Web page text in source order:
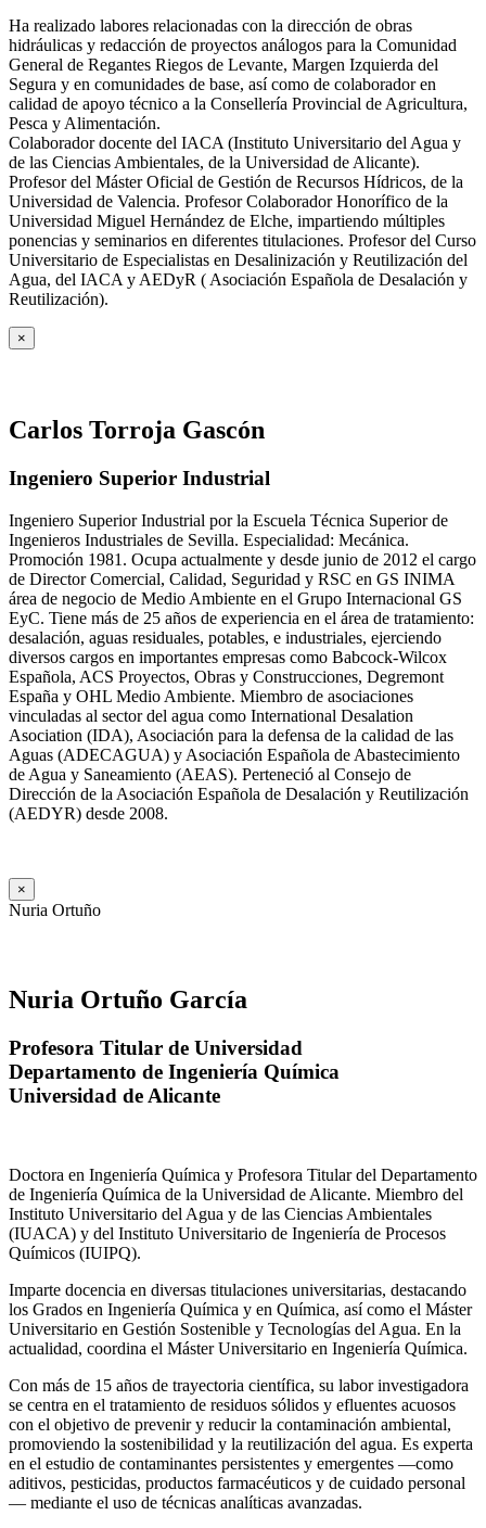
Ha realizado labores relacionadas con la dirección de obras
hidráulicas y redacción de proyectos análogos para la Comunidad
General de Regantes Riegos de Levante, Margen Izquierda del
Segura y en comunidades de base, así como de colaborador en
calidad de apoyo técnico a la Consellería Provincial de Agricultura,
Pesca y Alimentación.
Colaborador docente del IACA (Instituto Universitario del Agua y
de las Ciencias Ambientales, de la Universidad de Alicante).
Profesor del Máster Oficial de Gestión de Recursos Hídricos, de la
Universidad de Valencia. Profesor Colaborador Honorífico de la
Universidad Miguel Hernández de Elche, impartiendo múltiples
ponencias y seminarios en diferentes titulaciones. Profesor del Curso
Universitario de Especialistas en Desalinización y Reutilización del
Agua, del IACA y AEDyR ( Asociación Española de Desalación y
Reutilización).
×
Carlos Torroja Gascón
Ingeniero Superior Industrial
Ingeniero Superior Industrial por la Escuela Técnica Superior de
Ingenieros Industriales de Sevilla. Especialidad: Mecánica.
Promoción 1981. Ocupa actualmente y desde junio de 2012 el cargo
de Director Comercial, Calidad, Seguridad y RSC en GS INIMA
área de negocio de Medio Ambiente en el Grupo Internacional GS
EyC. Tiene más de 25 años de experiencia en el área de tratamiento:
desalación, aguas residuales, potables, e industriales, ejerciendo
diversos cargos en importantes empresas como Babcock-Wilcox
Española, ACS Proyectos, Obras y Construcciones, Degremont
España y OHL Medio Ambiente. Miembro de asociaciones
vinculadas al sector del agua como International Desalation
Asociation (IDA), Asociación para la defensa de la calidad de las
Aguas (ADECAGUA) y Asociación Española de Abastecimiento
de Agua y Saneamiento (AEAS). Perteneció al Consejo de
Dirección de la Asociación Española de Desalación y Reutilización
(AEDYR) desde 2008.
×
Nuria Ortuño
Nuria Ortuño García
Profesora Titular de Universidad
Departamento de Ingeniería Química
Universidad de Alicante
Doctora en Ingeniería Química y Profesora Titular del Departamento
de Ingeniería Química de la Universidad de Alicante. Miembro del
Instituto Universitario del Agua y de las Ciencias Ambientales
(IUACA) y del Instituto Universitario de Ingeniería de Procesos
Químicos (IUIPQ).
Imparte docencia en diversas titulaciones universitarias, destacando
los Grados en Ingeniería Química y en Química, así como el Máster
Universitario en Gestión Sostenible y Tecnologías del Agua. En la
actualidad, coordina el Máster Universitario en Ingeniería Química.
Con más de 15 años de trayectoria científica, su labor investigadora
se centra en el tratamiento de residuos sólidos y efluentes acuosos
con el objetivo de prevenir y reducir la contaminación ambiental,
promoviendo la sostenibilidad y la reutilización del agua. Es experta
en el estudio de contaminantes persistentes y emergentes —como
aditivos, pesticidas, productos farmacéuticos y de cuidado personal
— mediante el uso de técnicas analíticas avanzadas.